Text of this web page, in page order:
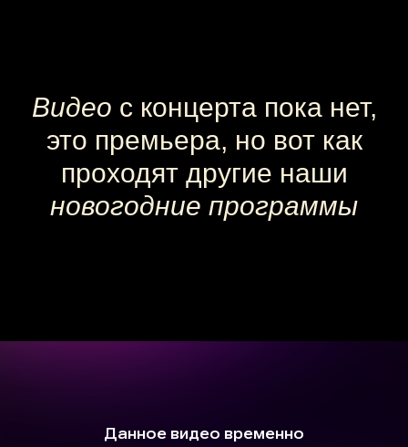
Видео с концерта пока нет,
это премьера, но вот как
проходят другие наши
новогодние программы